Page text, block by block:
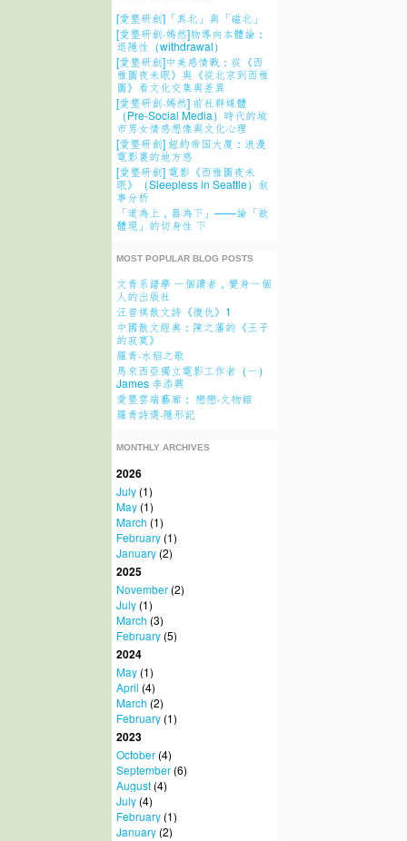
[愛墾研創]「真北」與「磁北」
[愛墾研創·嫣然]物導向本體論：
退隱性（withdrawal）
[愛墾研創]中美感情戰：從《西
雅圖夜未眠》與《從北京到西雅
圖》看文化交集與差異
[愛墾研創·嫣然] 前社群媒體
（Pre-Social Media）時代的城
市男女情感想像與文化心理
[愛墾研創] 紐約帝国大厦：浪漫
電影裏的地方感
[愛墾研創] 電影《西雅圖夜未
眠》（Sleepless in Seattle）叙
事分析
「道為上，器為下」——論「歆
體現」的切身性 下
MOST POPULAR BLOG POSTS
文青系譜學 一個讀者，變身一個
人的出版社
汪曾祺散文詩《復仇》1
中國散文經典：陳之藩的《王子
的寂寞》
羅青·水稻之歌
馬來西亞獨立電影工作者（一）
James 李添興
愛墾雲端藝廊： 戀戀·文物館
羅青詩選·隱形記
MONTHLY ARCHIVES
2026
July(1)
May(1)
March (1)
February(1)
January(2)
2025
November(2)
July(1)
March (3)
February(5)
2024
May(1)
April (4)
March (2)
February(1)
2023
October(4)
September(6)
August(4)
July(4)
February(1)
January(2)